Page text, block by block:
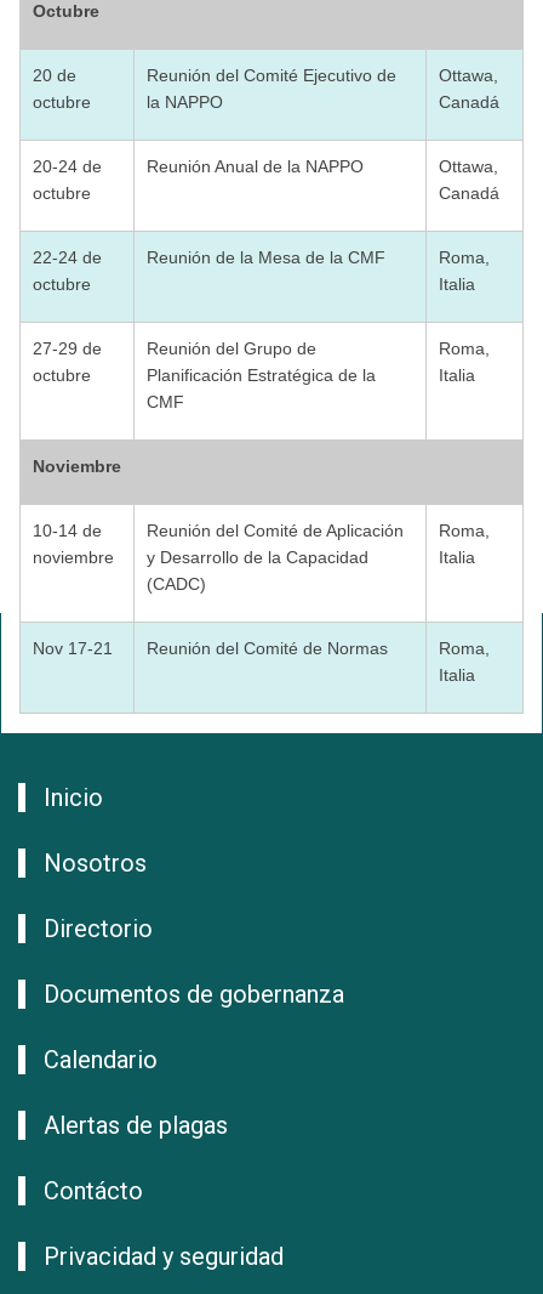
Octubre
20 de
octubre
Reunión del Comité Ejecutivo de
la NAPPO
Ottawa,
Canadá
20-24 de
octubre
Reunión Anual de la NAPPO
Ottawa,
Canadá
22-24 de
octubre
Reunión de la Mesa de la CMF
Roma,
Italia
27-29 de
octubre
Reunión del Grupo de
Planificación Estratégica de la
CMF
Roma,
Italia
Noviembre
10-14 de
noviembre
Reunión del Comité de Aplicación
y Desarrollo de la Capacidad
(CADC)
Roma,
Italia
Nov 17-21 Reunión del Comité de Normas
Roma,
Italia
Inicio
Nosotros
Directorio
Documentos de gobernanza
Calendario
Alertas de plagas
Contácto
Privacidad y seguridad